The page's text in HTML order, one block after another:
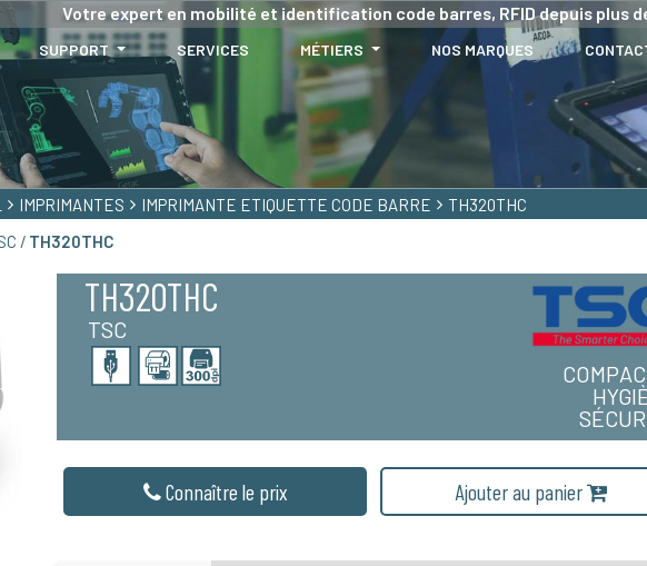
Votre expert en mobilité et identification code barres, RFID depuis plus
SUPPORT SERVICES MÉTIERS NOS MARQUES
IMPRIMANTES IMPRIMANTE ETIQUETTE CODE BARRE TH320THC
/ TH320THC
TH320THC
TSC
Connaître le prix Ajouter au panier